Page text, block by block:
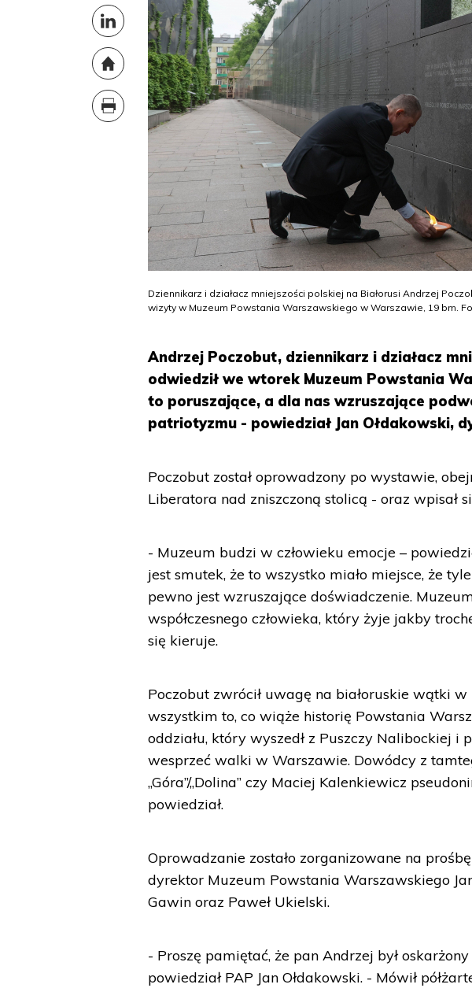
Dziennikarz i działacz mniejszości polskiej na Białorusi Andrzej
wizyty w Muzeum Powstania Warszawskiego w Warszawie, 19 bm.
Andrzej Poczobut, dziennikarz i działacz
odwiedził we wtorek Muzeum Powstania
to poruszające, a dla nas wzruszające
patriotyzmu - powiedział Jan Ołdakowski,
Poczobut został oprowadzony po wystawie,
Liberatora nad zniszczoną stolicą - oraz wpisał
- Muzeum budzi w człowieku emocje –
jest smutek, że to wszystko miało miejsce, że
pewno jest wzruszające doświadczenie.
współczesnego człowieka, który żyje jakby
się kieruje.
Poczobut zwrócił uwagę na białoruskie wątki
wszystkim to, co wiąże historię Powstania
oddziału, który wyszedł z Puszczy Nalibockiej i
wesprzeć walki w Warszawie. Dowódcy z
„Góra”/„Dolina” czy Maciej Kalenkiewicz
powiedział.
Oprowadzanie zostało zorganizowane na
dyrektor Muzeum Powstania Warszawskiego
Gawin oraz Paweł Ukielski.
- Proszę pamiętać, że pan Andrzej był
powiedział PAP Jan Ołdakowski. - Mówił